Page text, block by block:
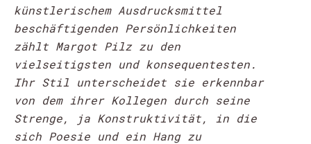
künstlerischem Ausdrucksmittel
beschäftigenden Persönlichkeiten
zählt Margot Pilz zu den
vielseitigsten und konsequentesten.
Ihr Stil unterscheidet sie erkennbar
von dem ihrer Kollegen durch seine
Strenge, ja Konstruktivität, in die
sich Poesie und ein Hang zu